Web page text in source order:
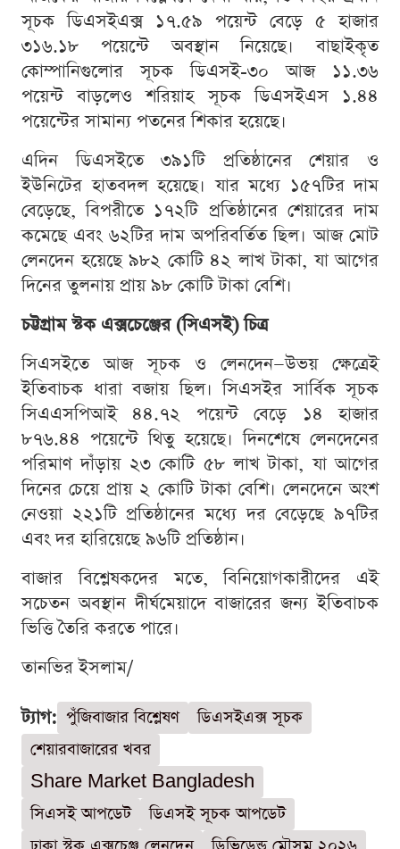
সূচক ডিএসইএক্স ১৭.৫৯ পয়েন্ট বেড়ে ৫ হাজার
৩১৬.১৮ পয়েন্টে অবস্থান নিয়েছে। বাছাইকৃত
কোম্পানিগুলোর সূচক ডিএসই-৩০ আজ ১১.৩৬
পয়েন্ট বাড়লেও শরিয়াহ সূচক ডিএসইএস ১.৪৪
পয়েন্টের সামান্য পতনের শিকার হয়েছে।
এদিন ডিএসইতে ৩৯১টি প্রতিষ্ঠানের শেয়ার ও
ইউনিটের হাতবদল হয়েছে। যার মধ্যে ১৫৭টির দাম
বেড়েছে, বিপরীতে ১৭২টি প্রতিষ্ঠানের শেয়ারের দাম
কমেছে এবং ৬২টির দাম অপরিবর্তিত ছিল। আজ মোট
লেনদেন হয়েছে ৯৮২ কোটি ৪২ লাখ টাকা, যা আগের
দিনের তুলনায় প্রায় ৯৮ কোটি টাকা বেশি।
চট্টগ্রাম স্টক এক্সচেঞ্জের (সিএসই) চিত্র
সিএসইতে আজ সূচক ও লেনদেন—উভয় ক্ষেত্রেই
ইতিবাচক ধারা বজায় ছিল। সিএসইর সার্বিক সূচক
সিএএসপিআই ৪৪.৭২ পয়েন্ট বেড়ে ১৪ হাজার
৮৭৬.৪৪ পয়েন্টে থিতু হয়েছে। দিনশেষে লেনদেনের
পরিমাণ দাঁড়ায় ২৩ কোটি ৫৮ লাখ টাকা, যা আগের
দিনের চেয়ে প্রায় ২ কোটি টাকা বেশি। লেনদেনে অংশ
নেওয়া ২২১টি প্রতিষ্ঠানের মধ্যে দর বেড়েছে ৯৭টির
এবং দর হারিয়েছে ৯৬টি প্রতিষ্ঠান।
বাজার বিশ্লেষকদের মতে, বিনিয়োগকারীদের এই
সচেতন অবস্থান দীর্ঘমেয়াদে বাজারের জন্য ইতিবাচক
ভিত্তি তৈরি করতে পারে।
তানভির ইসলাম/
ট্যাগ: পুঁজিবাজার বিশ্লেষণ
ডিএসইএক্স সূচক
শেয়ারবাজারের খবর
Share Market Bangladesh
সিএসই আপডেট
ডিএসই সূচক আপডেট